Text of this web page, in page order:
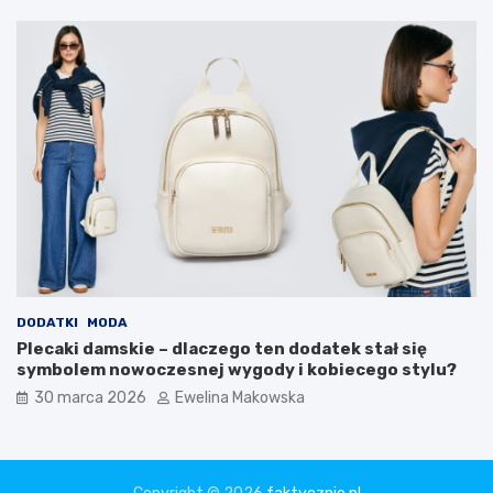
DODATKI MODA
Plecaki damskie – dlaczego ten dodatek stał się
symbolem nowoczesnej wygody i kobiecego stylu?
30 marca 2026 Ewelina Makowska